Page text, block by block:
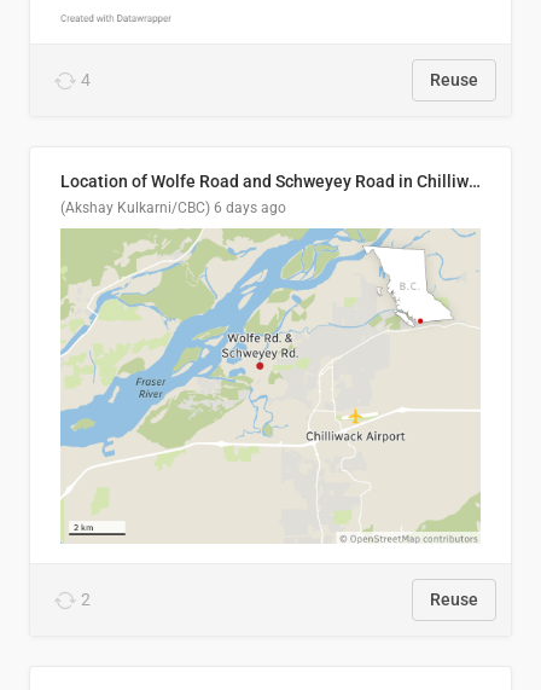
4 Reuse
Location of Wolfe Road and Schweyey Road in Chilliwack, B.C.
(Akshay Kulkarni/CBC) 6 days ago
2 Reuse